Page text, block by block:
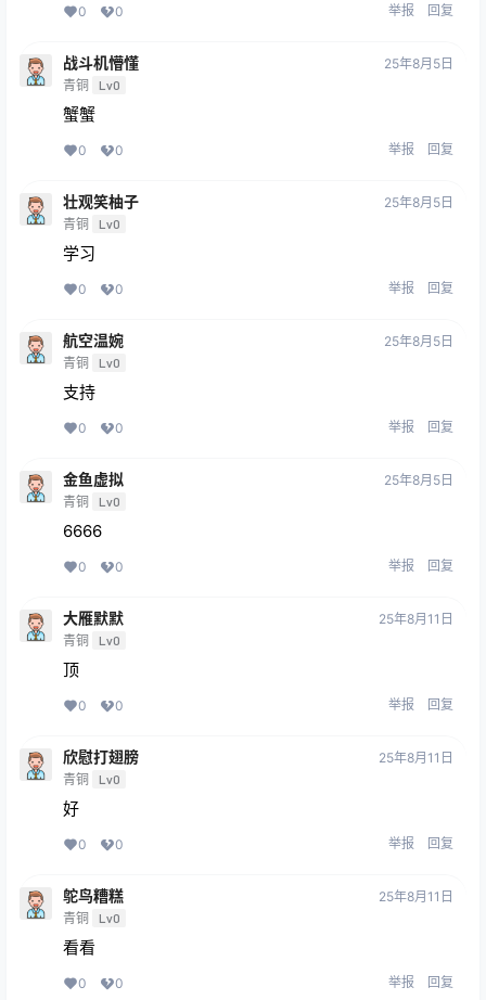
0 0 举报 回复
战斗机懵懂
青铜 Lv0
25年8月5日
蟹蟹
0 0 举报 回复
壮观笑柚子
青铜 Lv0
25年8月5日
学习
0 0 举报 回复
航空温婉
青铜 Lv0
25年8月5日
支持
0 0 举报 回复
金鱼虚拟
青铜 Lv0
25年8月5日
6666
0 0 举报 回复
大雁默默
青铜 Lv0
25年8月11日
顶
0 0 举报 回复
欣慰打翅膀
青铜 Lv0
25年8月11日
好
0 0 举报 回复
鸵鸟糟糕
青铜 Lv0
25年8月11日
看看
0 0 举报 回复